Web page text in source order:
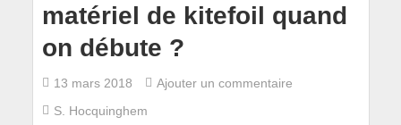
matériel de kitefoil quand
on débute ?
13 mars 2018
Ajouter un commentaire
S. Hocquinghem